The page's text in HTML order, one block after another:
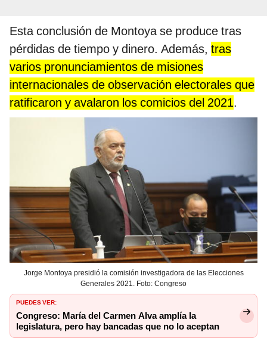
Esta conclusión de Montoya se produce tras
pérdidas de tiempo y dinero. Además, tras
varios pronunciamientos de misiones
internacionales de observación electorales que
ratificaron y avalaron los comicios del 2021.
Jorge Montoya presidió la comisión investigadora de las Elecciones
Generales 2021. Foto: Congreso
PUEDES VER:
Congreso: María del Carmen Alva amplía la
legislatura, pero hay bancadas que no lo aceptan